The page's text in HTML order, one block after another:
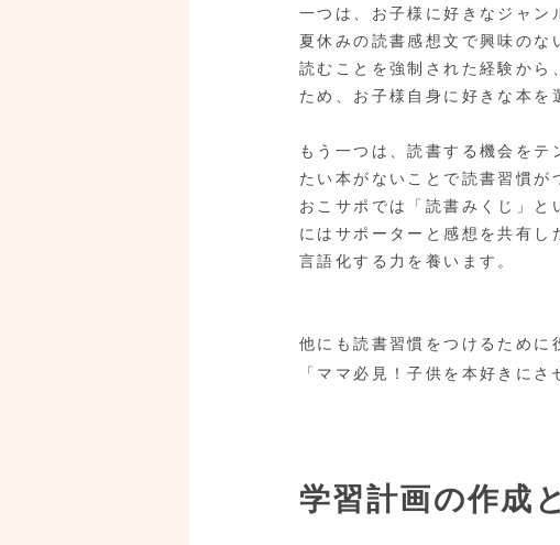
一つは、お子様に好きなジャン
夏休みの読書感想文で興味の
読むことを強制された経験から
ため、お子様自身に好きな本を
もう一つは、読書する機会を
たい本がないことで読書習慣が
おこサポでは「読書みくじ」
にはサポーターと感想を共有
言語化する力を養います。
他にも読書習慣をつけるために
「ママ必見！子供を本好きにさ
学習計画の作成